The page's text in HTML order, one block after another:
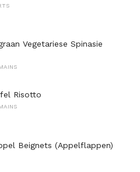
Vegetariese Spinasie
Risotto
Beignets (Appelflappen)